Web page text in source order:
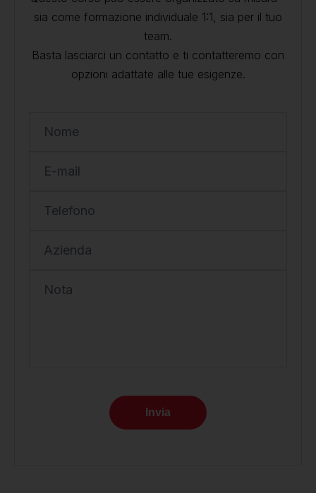
sia come formazione individuale 1:1, sia per il tuo
team.
Basta lasciarci un contatto e ti contatteremo con
opzioni adattate alle tue esigenze.
Nome
E-mail
Telefono
Azienda
Nota
Invia